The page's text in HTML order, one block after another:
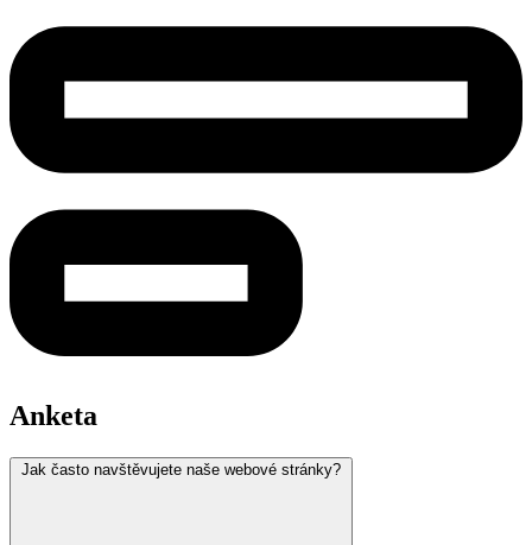
Anketa
Jak často navštěvujete naše webové stránky?